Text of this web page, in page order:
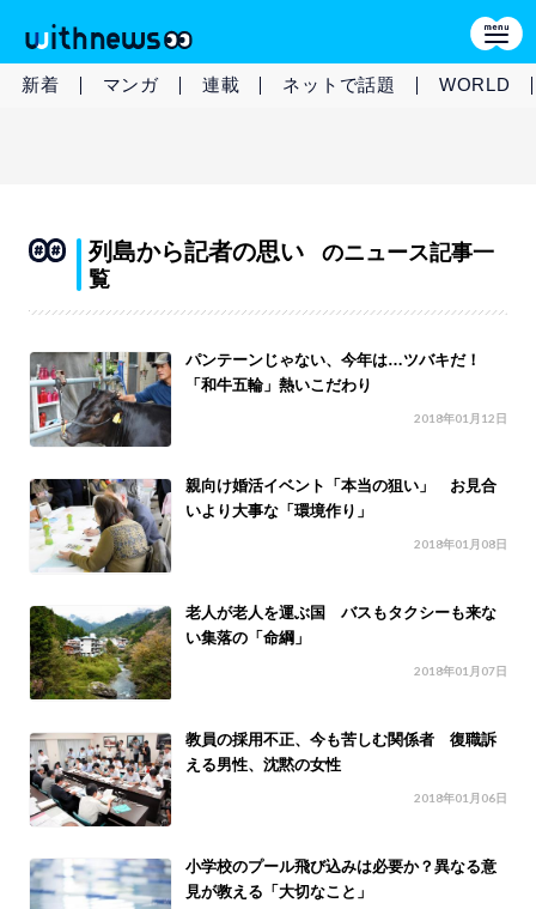
新着 マンガ 連載 ネットで話題 WORLD
列島から記者の思い
のニュース記事一
覧
パンテーンじゃない、今年は…ツバキだ！
「和牛五輪」熱いこだわり
2018年01月12日
親向け婚活イベント「本当の狙い」 お見合
いより大事な「環境作り」
2018年01月08日
老人が老人を運ぶ国 バスもタクシーも来な
い集落の「命綱」
2018年01月07日
教員の採用不正、今も苦しむ関係者 復職訴
える男性、沈黙の女性
2018年01月06日
小学校のプール飛び込みは必要か？異なる意
見が教える「大切なこと」